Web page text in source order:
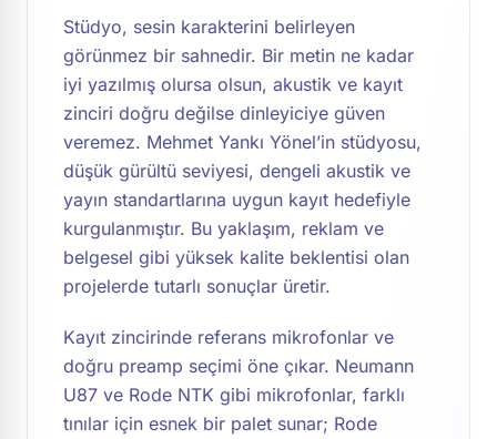
Stüdyo, sesin karakterini belirleyen
görünmez bir sahnedir. Bir metin ne kadar
iyi yazılmış olursa olsun, akustik ve kayıt
zinciri doğru değilse dinleyiciye güven
veremez. Mehmet Yankı Yönel’in stüdyosu,
düşük gürültü seviyesi, dengeli akustik ve
yayın standartlarına uygun kayıt hedefiyle
kurgulanmıştır. Bu yaklaşım, reklam ve
belgesel gibi yüksek kalite beklentisi olan
projelerde tutarlı sonuçlar üretir.
Kayıt zincirinde referans mikrofonlar ve
doğru preamp seçimi öne çıkar. Neumann
U87 ve Rode NTK gibi mikrofonlar, farklı
tınılar için esnek bir palet sunar; Rode